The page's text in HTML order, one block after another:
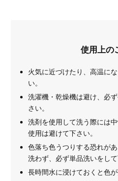
使用上の
火気に近づけたり、高温に
い。
洗濯機・乾燥機は避け、必
さい。
洗剤を使用して洗う際には
使用は避けて下さい。
色落ち色うつりする恐れが
洗わず、必ず単品洗いをして
長時間水に浸けておくと色